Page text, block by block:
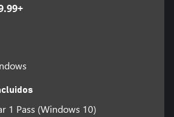
1 Pass (Windows 10)